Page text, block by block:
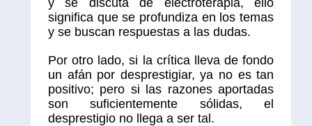
y se discuta de electroterapia, ello
significa que se profundiza en los temas
y se buscan respuestas a las dudas.
Por otro lado, si la crítica lleva de fondo
un afán por desprestigiar, ya no es tan
positivo; pero si las razones aportadas
son suficientemente sólidas, el
desprestigio no llega a ser tal.